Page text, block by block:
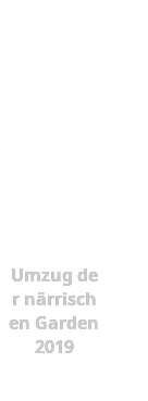
Umzug de
r närrisch
en Garden
2019